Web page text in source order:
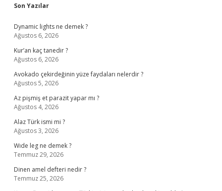
Sidebar
Son Yazılar
Dynamic lights ne demek ?
Ağustos 6, 2026
Kur’an kaç tanedir ?
Ağustos 6, 2026
Avokado çekirdeğinin yüze faydaları nelerdir ?
Ağustos 5, 2026
Az pişmiş et parazit yapar mı ?
Ağustos 4, 2026
Alaz Türk ismi mi ?
Ağustos 3, 2026
Wıde leg ne demek ?
Temmuz 29, 2026
Dinen amel defteri nedir ?
Temmuz 25, 2026